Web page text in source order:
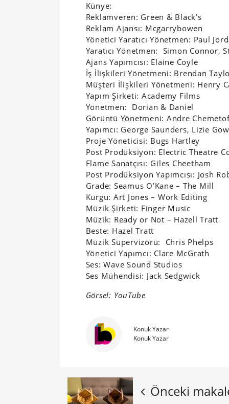
Künye:
Reklamveren: Green & Black’s
Reklam Ajansı: Mcgarrybowen
Yönetici Yaratıcı Yönetmen: Paul
Yaratıcı Yönetmen: Simon Connor,
Ajans Yapımcısı: Elaine Coyle
İş İlişkileri Yönetmeni: Brendan
Müşteri İlişkileri Yönetmeni: Henry
Yapım Şirketi: Academy Films
Yönetmen: Dorian & Daniel
Görüntü Yönetmeni: Andre
Yapımcı: George Saunders, Lizie
Proje Yöneticisi: Bugs Hartley
Post Prodüksiyon: Electric Theatre
Flame Sanatçısı: Giles Cheetham
Post Prodüksiyon Yapımcısı: Josh
Grade: Seamus O’Kane – The Mill
Kurgu: Art Jones – Work Editing
Müzik Şirketi: Finger Music
Müzik: Ready or Not – Hazell Tratt
Beste: Hazel Tratt
Müzik Süpervizörü: Chris Phelps
Yönetici Yapımcı: Clare McGrath
Ses: Wave Sound Studios
Ses Mühendisi: Jack Sedgwick
Görsel: YouTube
Konuk Yazar
Konuk Yazar
Önceki